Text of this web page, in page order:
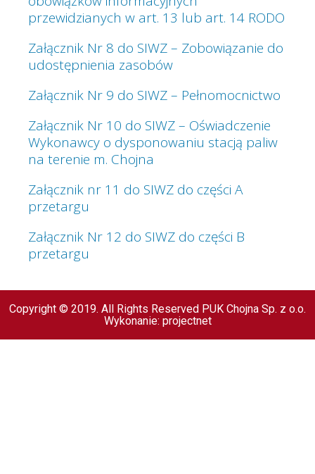
przewidzianych w art. 13 lub art. 14 RODO
Załącznik Nr 8 do SIWZ – Zobowiązanie do
udostępnienia zasobów
Załącznik Nr 9 do SIWZ – Pełnomocnictwo
Załącznik Nr 10 do SIWZ – Oświadczenie
Wykonawcy o dysponowaniu stacją paliw
na terenie m. Chojna
Załącznik nr 11 do SIWZ do części A
przetargu
Załącznik Nr 12 do SIWZ do części B
przetargu
Copyright © 2019. All Rights Reserved PUK Chojna Sp. z o.o.
Wykonanie: projectnet